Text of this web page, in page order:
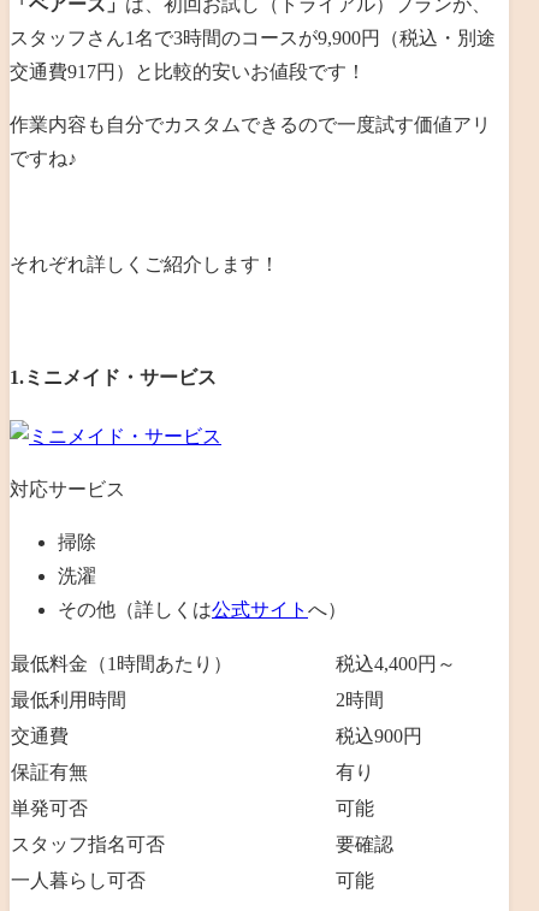
「ベアーズ」 は、初回お試し（トライアル）プランが、
スタッフさん1名で3時間のコースが9,900円（税込・別途
交通費917円）と比較的安いお値段です！
作業内容も自分でカスタムできるので一度試す価値アリ
ですね♪
それぞれ詳しくご紹介します！
1.ミニメイド・サービス
対応サービス
掃除
洗濯
その他（詳しくは公式サイト へ）
最低料金（1時間あたり）
税込4,400円～
最低利用時間
2時間
交通費
税込900円
保証有無
有り
単発可否
可能
スタッフ指名可否
要確認
一人暮らし可否
可能